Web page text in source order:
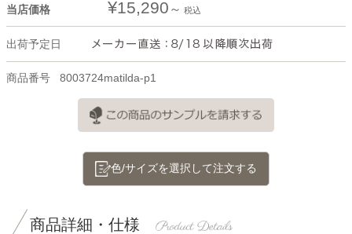
当店価格 ¥15,290 税込
出荷予定日
商品番号 8003724matilda-p1
色/サイズを選択して注文する
商品詳細・仕様